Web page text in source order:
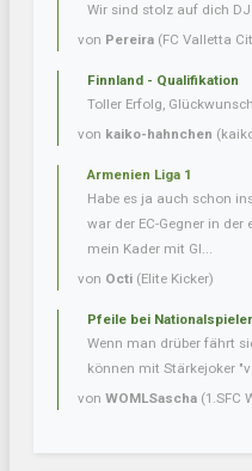
Wir sind stolz auf dich
von Pereira (FC Valletta
Finnland - Qualifikation
Toller Erfolg, Glückwunsch
von kaiko-hahnchen
Armenien Liga 1
Habe es ja auch schon
war der EC-Gegner in
mein Kader mit Gl...
von Octi (Elite Kicker)
Pfeile bei
Wenn man drüber fährt
können mit Stärkejoker
von WOMLSascha (1.SFC